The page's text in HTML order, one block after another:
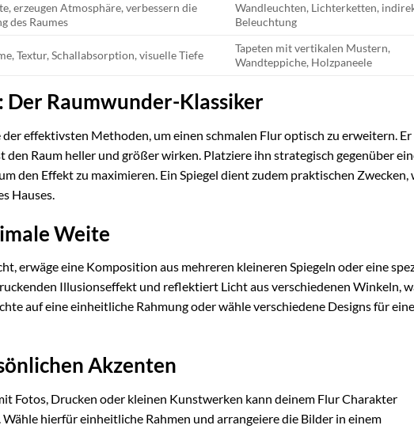
erzeugen Atmosphäre, verbessern die
des Raumes
Wandleuchten, Lichterketten,
Beleuchtung
Textur, Schallabsorption, visuelle Tiefe
Tapeten mit vertikalen Mustern,
Wandteppiche, Holzpaneele
Der Raumwunder-Klassiker
effektivsten Methoden, um einen schmalen Flur optisch zu erweitern. Er
Raum heller und größer wirken. Platziere ihn strategisch gegenüber
den Effekt zu maximieren. Ein Spiegel dient zudem praktischen Zwecken,
Hauses.
Weite
erwäge eine Komposition aus mehreren kleineren Spiegeln oder eine
Illusionseffekt und reflektiert Licht aus verschiedenen Winkeln,
auf eine einheitliche Rahmung oder wähle verschiedene Designs für
Akzenten
Fotos, Drucken oder kleinen Kunstwerken kann deinem Flur Charakter
hierfür einheitliche Rahmen und arrangeiere die Bilder in einem